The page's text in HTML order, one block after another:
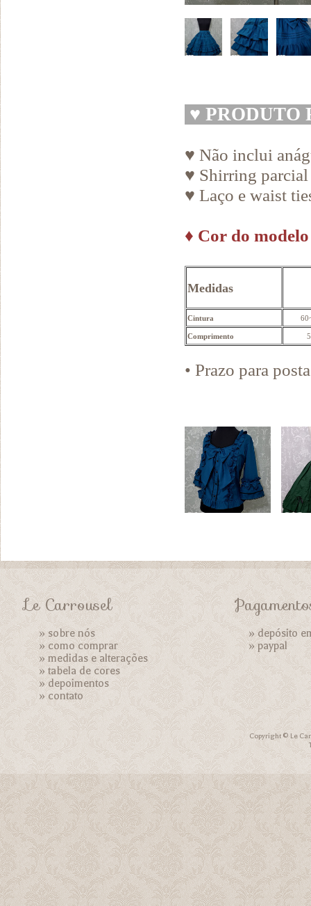
♥ PRODUTO
♥ Não inclui
♥ Shirring parcial
♥ Laço e waist
♦ Cor do
Medidas
Cintura
Comprimento
• Prazo para
Le Carrousel
»sobre nós
»como comprar
»medidas e alterações
»tabela de cores
»depoimentos
»contato
» depósito
»paypal
Copyright © Le